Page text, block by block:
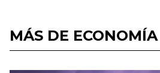
MÁS DE ECONOMÍA